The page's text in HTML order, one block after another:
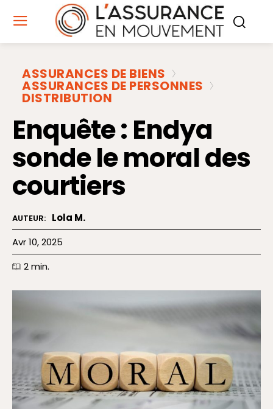
ASSURANCES DE BIENS
ASSURANCES DE PERSONNES
DISTRIBUTION
Enquête : Endya
sonde le moral des
courtiers
AUTEUR: Lola M.
Avr 10, 2025
2min.